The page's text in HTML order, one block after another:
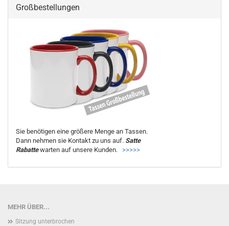
Großbestellungen
Sie benötigen eine größere Menge an Tassen.
Dann nehmen sie Kontakt zu uns auf. Satte
Rabattewarten auf unsere Kunden. >>>>>
MEHR ÜBER...
Sitzung unterbrochen